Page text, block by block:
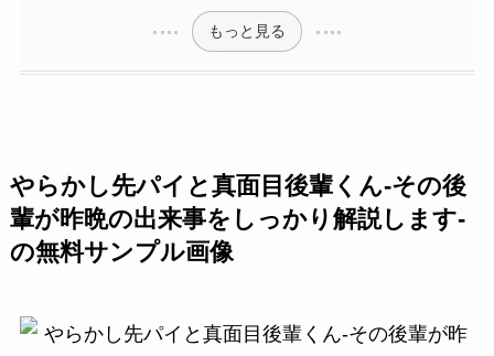
もっと見る
やらかし先パイと真面目後輩くん-その後
輩が昨晩の出来事をしっかり解説します-
の無料サンプル画像